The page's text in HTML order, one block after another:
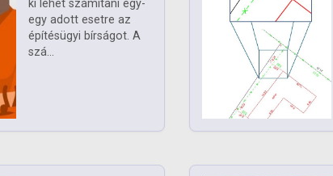
ki lehet számítani egy-
egy adott esetre az
építésügyi bírságot. A
szá...